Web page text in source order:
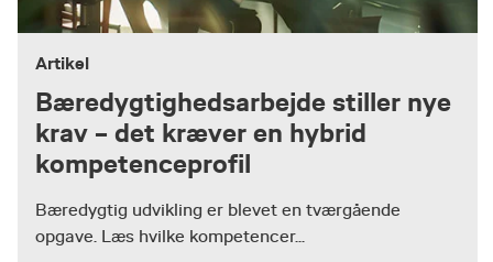
Artikel
Bæredygtighedsarbejde stiller nye
krav – det kræver en hybrid
kompetenceprofil
Bæredygtig udvikling er blevet en tværgående
opgave. Læs hvilke kompetencer...